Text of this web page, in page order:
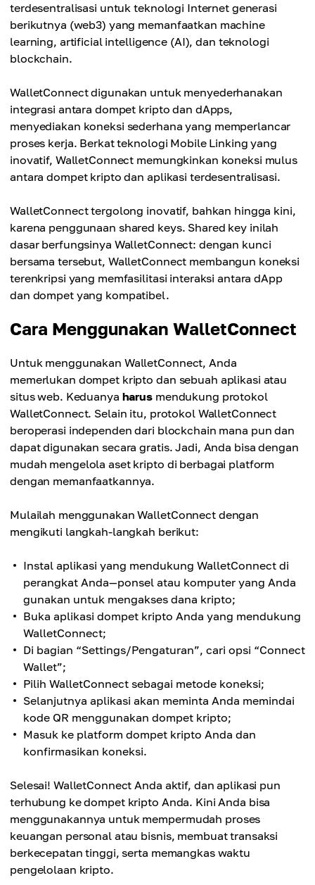
terdesentralisasi untuk teknologi Internet generasi
berikutnya (web3) yang memanfaatkan machine
learning, artificial intelligence (AI), dan teknologi
blockchain.
WalletConnect digunakan untuk menyederhanakan
integrasi antara dompet kripto dan dApps,
menyediakan koneksi sederhana yang memperlancar
proses kerja. Berkat teknologi Mobile Linking yang
inovatif, WalletConnect memungkinkan koneksi mulus
antara dompet kripto dan aplikasi terdesentralisasi.
WalletConnect tergolong inovatif, bahkan hingga kini,
karena penggunaan shared keys. Shared key inilah
dasar berfungsinya WalletConnect: dengan kunci
bersama tersebut, WalletConnect membangun koneksi
terenkripsi yang memfasilitasi interaksi antara dApp
dan dompet yang kompatibel.
Cara Menggunakan WalletConnect
Untuk menggunakan WalletConnect, Anda
memerlukan dompet kripto dan sebuah aplikasi atau
situs web. Keduanya harus mendukung protokol
WalletConnect. Selain itu, protokol WalletConnect
beroperasi independen dari blockchain mana pun dan
dapat digunakan secara gratis. Jadi, Anda bisa dengan
mudah mengelola aset kripto di berbagai platform
dengan memanfaatkannya.
Mulailah menggunakan WalletConnect dengan
mengikuti langkah-langkah berikut:
Instal aplikasi yang mendukung WalletConnect di
perangkat Anda—ponsel atau komputer yang Anda
gunakan untuk mengakses dana kripto;
Buka aplikasi dompet kripto Anda yang mendukung
WalletConnect;
Di bagian “Settings/Pengaturan”, cari opsi “Connect
Wallet”;
Pilih WalletConnect sebagai metode koneksi;
Selanjutnya aplikasi akan meminta Anda memindai
kode QR menggunakan dompet kripto;
Masuk ke platform dompet kripto Anda dan
konfirmasikan koneksi.
Selesai! WalletConnect Anda aktif, dan aplikasi pun
terhubung ke dompet kripto Anda. Kini Anda bisa
menggunakannya untuk mempermudah proses
keuangan personal atau bisnis, membuat transaksi
berkecepatan tinggi, serta memangkas waktu
pengelolaan kripto.